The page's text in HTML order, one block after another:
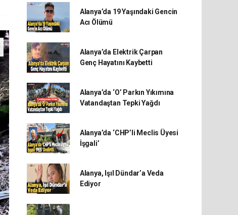
Alanya’da 19 Yaşındaki Gencin
Acı Ölümü
Alanya’da Elektrik Çarpan
Genç Hayatını Kaybetti
Alanya’da ‘O’ Parkın Yıkımına
Vatandaştan Tepki Yağdı
Alanya’da ‘CHP’li Meclis Üyesi
İşgali’
Alanya, Işıl Dündar’a Veda
Ediyor